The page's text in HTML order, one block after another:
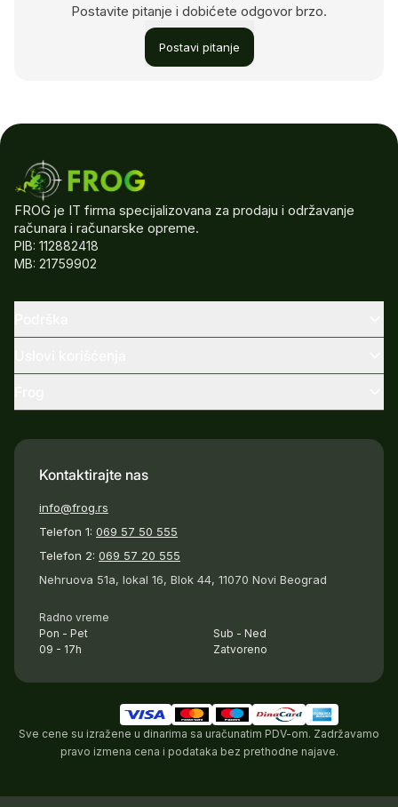
Postavite pitanje i dobićete odgovor brzo.
Postavi pitanje
FROG je IT firma specijalizovana za prodaju i održavanje
računara i računarske opreme.
PIB: 112882418
MB: 21759902
Kontaktirajte nas
info@frog.rs
Telefon 1: 069 57 50 555
Telefon 2: 069 57 20 555
Nehruova 51a, lokal 16, Blok 44, 11070 Novi Beograd
Radno vreme
Pon - Pet
09 - 17h
Sub - Ned
Zatvoreno
Sve cene su izražene u dinarima sa uračunatim PDV-om. Zadržavamo
pravo izmena cena i podataka bez prethodne najave.